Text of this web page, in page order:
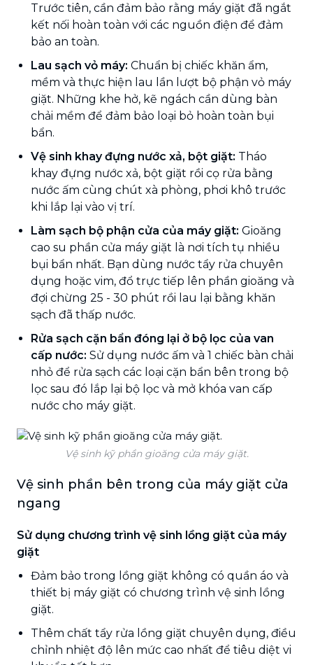
Trước tiên, cần đảm bảo rằng máy giặt đã ngắt
kết nối hoàn toàn với các nguồn điện để đảm
bảo an toàn.
Lau sạch vỏ máy: Chuẩn bị chiếc khăn ẩm,
mềm và thực hiện lau lần lượt bộ phận vỏ máy
giặt. Những khe hở, kẽ ngách cần dùng bàn
chải mềm để đảm bảo loại bỏ hoàn toàn bụi
bẩn.
Vệ sinh khay đựng nước xả, bột giặt: Tháo
khay đựng nước xả, bột giặt rồi cọ rửa bằng
nước ấm cùng chút xà phòng, phơi khô trước
khi lắp lại vào vị trí.
Làm sạch bộ phận cửa của máy giặt: Gioăng
cao su phần cửa máy giặt là nơi tích tụ nhiều
bụi bẩn nhất. Bạn dùng nước tẩy rửa chuyên
dụng hoặc vim, đổ trực tiếp lên phần gioăng và
đợi chừng 25 - 30 phút rồi lau lại bằng khăn
sạch đã thấp nước.
Rửa sạch cặn bẩn đóng lại ở bộ lọc của van
cấp nước: Sử dụng nước ấm và 1 chiếc bàn chải
nhỏ để rửa sạch các loại cặn bẩn bên trong bộ
lọc sau đó lắp lại bộ lọc và mở khóa van cấp
nước cho máy giặt.
Vệ sinh kỹ phần gioăng cửa máy giặt.
Vệ sinh phần bên trong của máy giặt cửa
ngang
Sử dụng chương trình vệ sinh lồng giặt của máy
giặt
Đảm bảo trong lồng giặt không có quần áo và
thiết bị máy giặt có chương trình vệ sinh lồng
giặt.
Thêm chất tẩy rửa lồng giặt chuyên dụng, điều
chỉnh nhiệt độ lên mức cao nhất để tiêu diệt vi